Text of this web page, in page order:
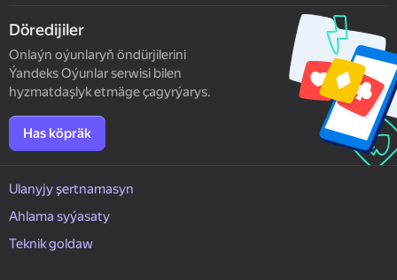
Döredijiler
Onlaýn oýunlaryň öndürjilerini
Ýandeks Oýunlar serwisi bilen
hyzmatdaşlyk etmäge çagyrýarys.
Has köpräk
Ulanyjy şertnamasyn
Ahlama syýasaty
Teknik goldaw